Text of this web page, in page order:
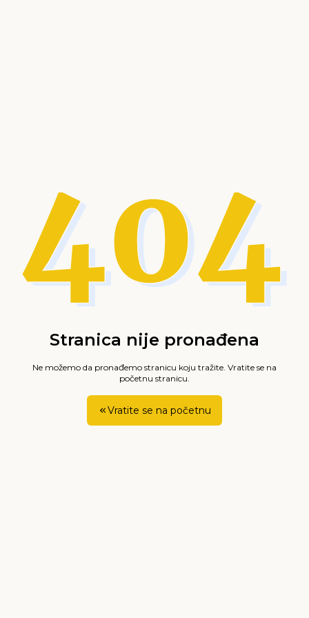
Stranica nije pronađena
Ne možemo da pronađemo stranicu koju tražite. Vratite se na
početnu stranicu.
Vratite se na početnu